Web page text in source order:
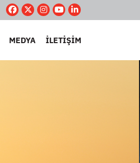
MEDYA İLETİŞİM